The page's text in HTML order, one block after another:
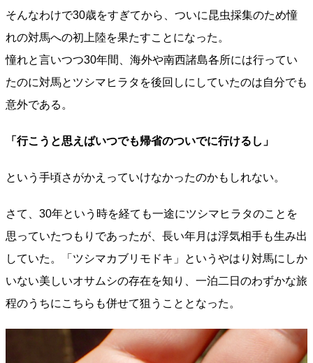
そんなわけで30歳をすぎてから、ついに昆虫採集のため憧
れの対馬への初上陸を果たすことになった。
憧れと言いつつ30年間、海外や南西諸島各所には行ってい
たのに対馬とツシマヒラタを後回しにしていたのは自分でも
意外である。
「行こうと思えばいつでも帰省のついでに行けるし」
という手頃さがかえっていけなかったのかもしれない。
さて、30年という時を経ても一途にツシマヒラタのことを
思っていたつもりであったが、長い年月は浮気相手も生み出
していた。「ツシマカブリモドキ」というやはり対馬にしか
いない美しいオサムシの存在を知り、一泊二日のわずかな旅
程のうちにこちらも併せて狙うこととなった。